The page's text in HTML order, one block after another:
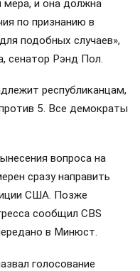
мера, и она должна
по признанию в
подобных случаев»,
сенатор Рэнд Пол.
республиканцам,
5. Все демократы
вопроса на
сразу направить
США. Позже
сообщил CBS
в Минюст.
голосование